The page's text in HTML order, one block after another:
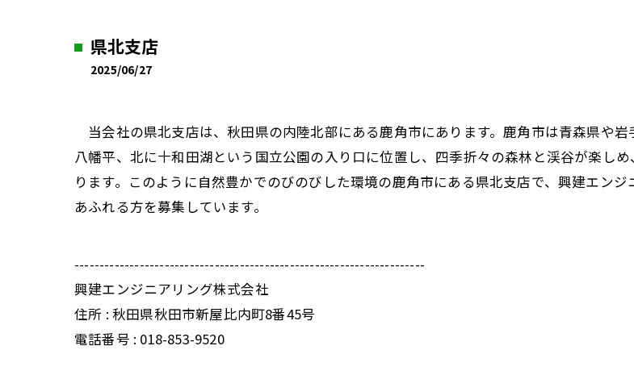
県北支店
2025/06/27
当会社の県北支店は、秋田県の内陸北部にある鹿角市にあります。鹿角市は青森県や
八幡平、北に十和田湖という国立公園の入り口に位置し、四季折々の森林と渓谷が楽し
ります。このように自然豊かでのびのびした環境の鹿角市にある県北支店で、興建エン
あふれる方を募集しています。
----------------------------------------------------------------------
興建エンジニアリング株式会社
住所 : 秋田県秋田市新屋比内町8番45号
電話番号 : 018-853-9520